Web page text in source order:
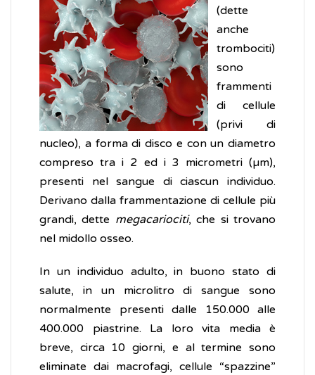
(dette
anche
trombociti)
sono
frammenti
di cellule
(privi di
nucleo), a forma di disco e con un diametro
compreso tra i 2 ed i 3 micrometri (µm),
presenti nel sangue di ciascun individuo.
Derivano dalla frammentazione di cellule più
grandi, dette megacariociti, che si trovano
nel midollo osseo.
In un individuo adulto, in buono stato di
salute, in un microlitro di sangue sono
normalmente presenti dalle 150.000 alle
400.000 piastrine. La loro vita media è
breve, circa 10 giorni, e al termine sono
eliminate dai macrofagi, cellule “spazzine”